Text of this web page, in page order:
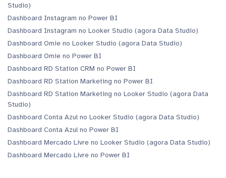
Studio)
Dashboard Instagram no Power BI
Dashboard Instagram no Looker Studio (agora Data Studio)
Dashboard Omie no Looker Studio (agora Data Studio)
Dashboard Omie no Power BI
Dashboard RD Station CRM no Power BI
Dashboard RD Station Marketing no Power BI
Dashboard RD Station Marketing no Looker Studio (agora Data
Studio)
Dashboard Conta Azul no Looker Studio (agora Data Studio)
Dashboard Conta Azul no Power BI
Dashboard Mercado Livre no Looker Studio (agora Data Studio)
Dashboard Mercado Livre no Power BI